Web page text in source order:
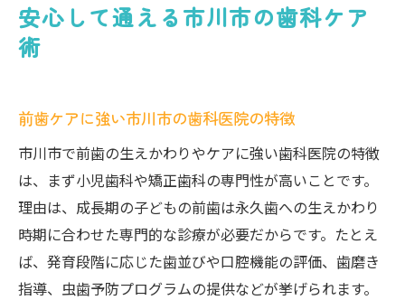
安心して通える市川市の歯科ケア
術
前歯ケアに強い市川市の歯科医院の特徴
市川市で前歯の生えかわりやケアに強い歯科医院の特徴
は、まず小児歯科や矯正歯科の専門性が高いことです。
理由は、成長期の子どもの前歯は永久歯への生えかわり
時期に合わせた専門的な診療が必要だからです。たとえ
ば、発育段階に応じた歯並びや口腔機能の評価、歯磨き
指導、虫歯予防プログラムの提供などが挙げられます。